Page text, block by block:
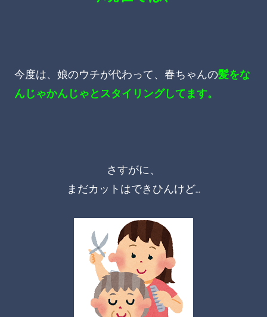
今度は、娘のウチが代わって、春ちゃんの髪をな
んじゃかんじゃとスタイリングしてます。
さすがに、
まだカットはできひんけど…